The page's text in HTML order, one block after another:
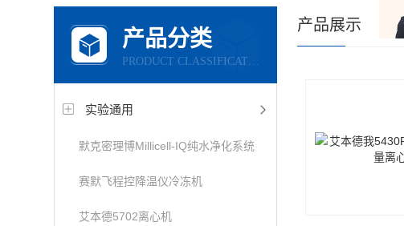
产品分类
PRODUCT CLASSIFICATION
实验通用
默克密理博Millicell-IQ纯水净化系统
赛默飞程控降温仪冷冻机
艾本德5702离心机
产品展示